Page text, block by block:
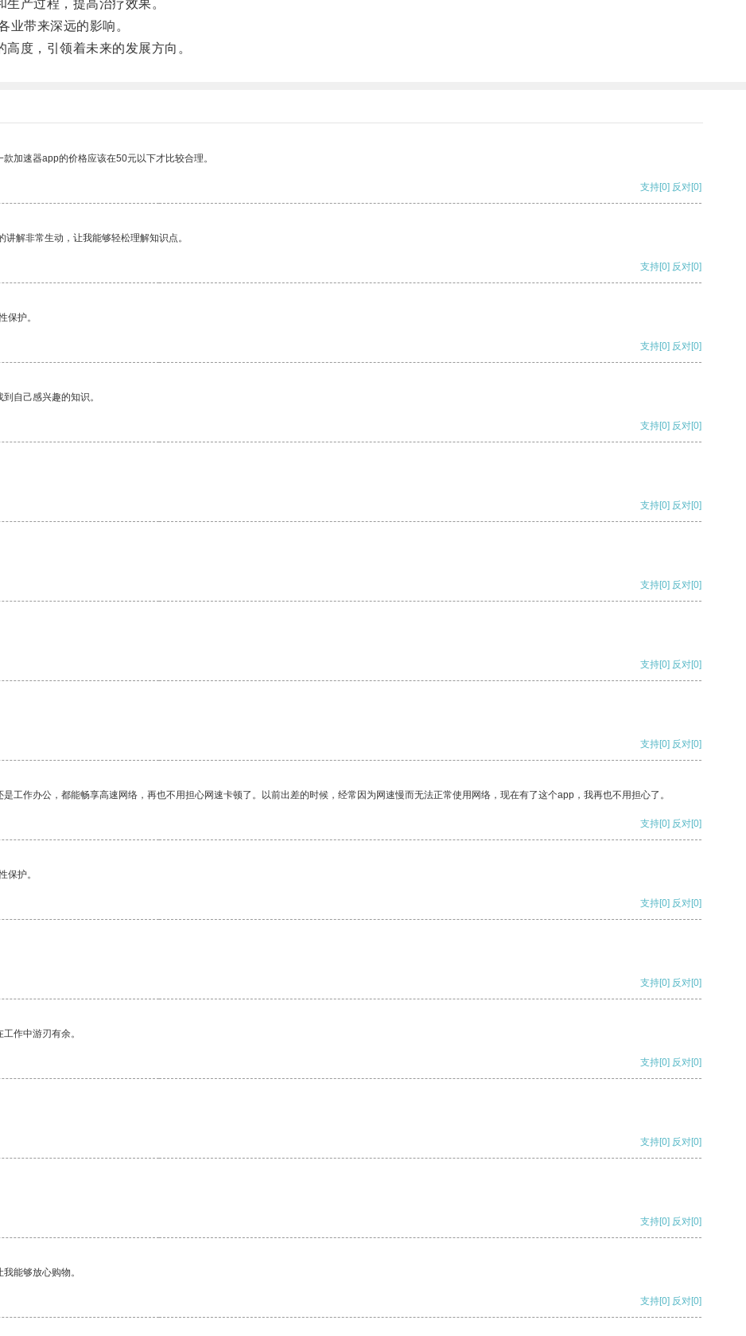
产过程，提高治疗效果。
带来深远的影响。
度，引领着未来的发展方向。
加速器app的价格应该在50元以下才比较合理。
支持[0] 反对[0]
解非常生动，让我能够轻松理解知识点。
支持[0] 反对[0]
保护。
支持[0] 反对[0]
自己感兴趣的知识。
支持[0] 反对[0]
支持[0] 反对[0]
支持[0] 反对[0]
支持[0] 反对[0]
支持[0] 反对[0]
工作办公，都能畅享高速网络，再也不用担心网速卡顿了。以前出差的时候，经常因为网速慢而无法正常使用网络，现在有了这个app，我再也不用担心了。
支持[0] 反对[0]
保护。
支持[0] 反对[0]
支持[0] 反对[0]
作中游刃有余。
支持[0] 反对[0]
支持[0] 反对[0]
支持[0] 反对[0]
能够放心购物。
支持[0] 反对[0]